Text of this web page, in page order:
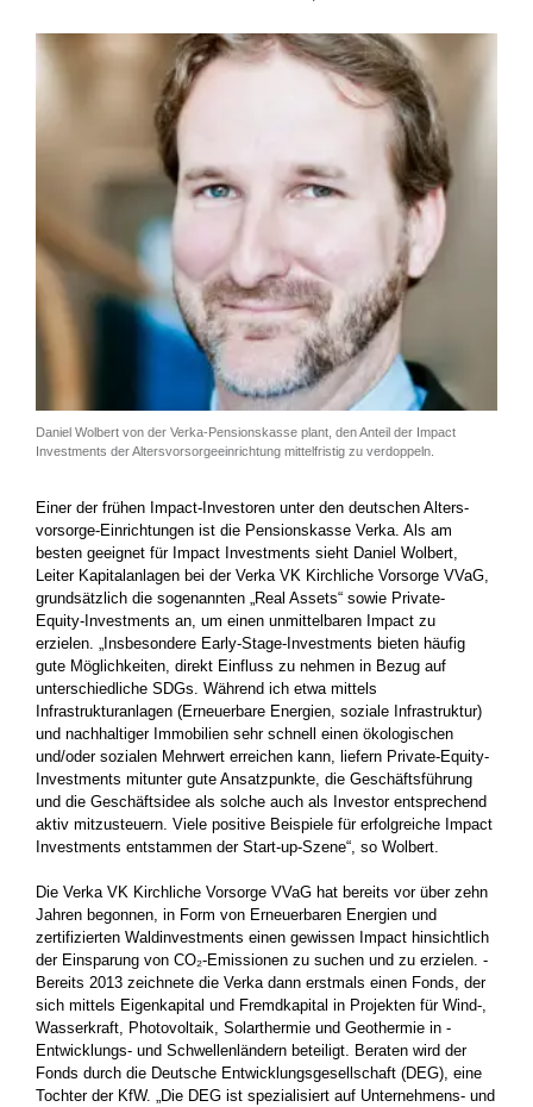
Daniel Wolbert von der Verka-Pensionskasse plant, den Anteil der Impact
Investments der Altersvorsorge­einrichtung mittelfristig zu verdoppeln.
Einer der frühen Impact-Investoren unter den deutschen Alters­
vorsorge-Einrichtungen ist die Pensionskasse Verka. Als am
besten geeignet für Impact Investments sieht Daniel Wolbert,
Leiter ­Kapitalanlagen bei der Verka VK Kirchliche Vorsorge VVaG,
grundsätzlich die sogenannten „Real Assets“ sowie Private-
Equity-­Investments an, um einen unmittelbaren Impact zu
erzielen. „Insbesondere Early-Stage-Investments bieten häufig
gute Möglich­keiten, direkt Einfluss zu nehmen in Bezug auf
unterschiedliche SDGs. Während ich etwa mittels
Infrastrukturanlagen (Erneuer­bare Energien, soziale Infrastruktur)
und nachhaltiger ­Immobilien sehr schnell einen ökologischen
und/oder sozialen Mehrwert ­erreichen kann, liefern Private-Equity-
Investments ­mitunter gute Ansatzpunkte, die Geschäftsführung
und die ­Geschäftsidee als ­solche auch als Investor entsprechend
aktiv ­mitzusteuern. Viele ­positive Beispiele für erfolgreiche Impact
­Investments ­entstammen der Start-up-Szene“, so Wolbert.
Die Verka VK Kirchliche Vorsorge VVaG hat bereits vor über zehn
Jahren begonnen, in Form von Erneuerbaren Energien und
zertifizierten Waldinvestments einen gewissen Impact hinsichtlich
der Einsparung von CO₂-Emissionen zu suchen und zu erzielen. ­
Bereits 2013 zeichnete die Verka dann erstmals einen Fonds, der
sich ­mittels Eigenkapital und Fremdkapital in Projekten für Wind-,
Wasserkraft, Photovoltaik, Solarthermie und Geothermie in ­
Entwicklungs- und Schwellenländern beteiligt. Beraten wird der
Fonds durch die Deutsche Entwicklungsgesellschaft (DEG), eine
Tochter der KfW. „Die DEG ist spezialisiert auf Unternehmens- und